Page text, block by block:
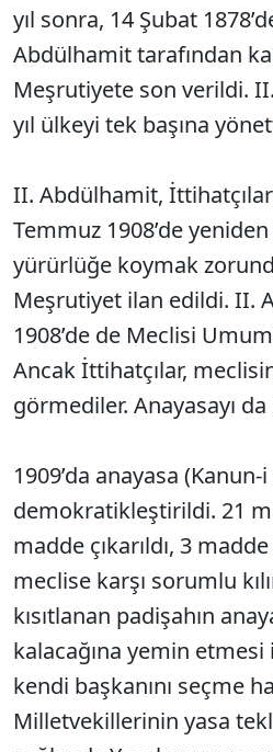
yıl sonra, 14 Şubat
Abdülhamit tarafından
Meşrutiyete son verildi.
yıl ülkeyi tek başına
II. Abdülhamit,
Temmuz 1908’de yeniden
yürürlüğe koymak
Meşrutiyet ilan edildi. II.
1908’de de Meclisi
Ancak İttihatçılar,
görmediler. Anayasayı
1909’da anayasa (Kanun-
demokratikleştirildi. 21
madde çıkarıldı, 3
meclise karşı sorumlu
kısıtlanan padişahın
kalacağına yemin
kendi başkanını seçme
Milletvekillerinin yasa